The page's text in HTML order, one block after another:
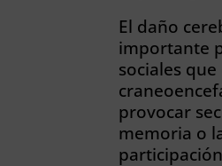
El daño
importante
sociales
provocar
memoria o